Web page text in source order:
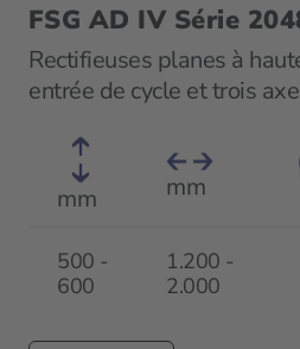
FSG AD IV Série
Rectifieuses planes à
entrée de cycle et trois
mm mm
500 -
600
1.200 -
2.000